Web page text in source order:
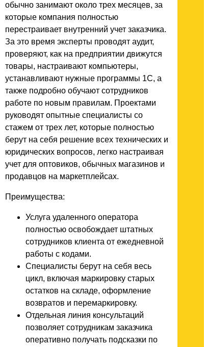
обычно занимают около трех месяцев, за
которые компания полностью
перестраивает внутренний учет заказчика.
За это время эксперты проводят аудит,
проверяют, как на предприятии движутся
товары, настраивают компьютеры,
устанавливают нужные программы 1С, а
также подробно обучают сотрудников
работе по новым правилам. Проектами
руководят опытные специалисты со
стажем от трех лет, которые полностью
берут на себя решение всех технических и
юридических вопросов, легко настраивая
учет для оптовиков, обычных магазинов и
продавцов на маркетплейсах.
Преимущества:
Услуга удаленного оператора
полностью освобождает штатных
сотрудников клиента от ежедневной
работы с кодами.
Специалисты берут на себя весь
цикл, включая маркировку старых
остатков на складе, оформление
возвратов и перемаркировку.
Отдельная линия консультаций
позволяет сотрудникам заказчика
оперативно получать подсказки по